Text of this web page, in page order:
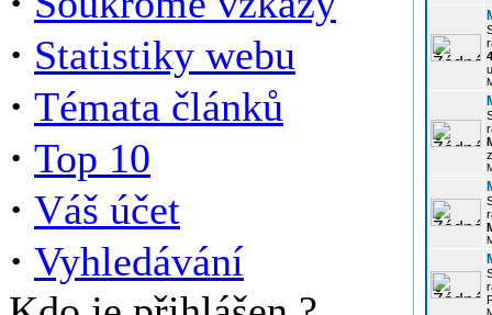
· Statistiky webu
· Témata článků
· Top 10
· Váš účet
· Vyhledávání